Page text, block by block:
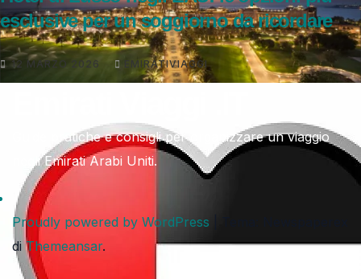
esclusive per un soggiorno da ricordare
12 MARZO 2026 EMIRATIVIAGGI
Guide pratiche e consigli per organizzare un viaggio
negli Emirati Arabi Uniti.
Proudly powered by WordPress
diThemeansar.